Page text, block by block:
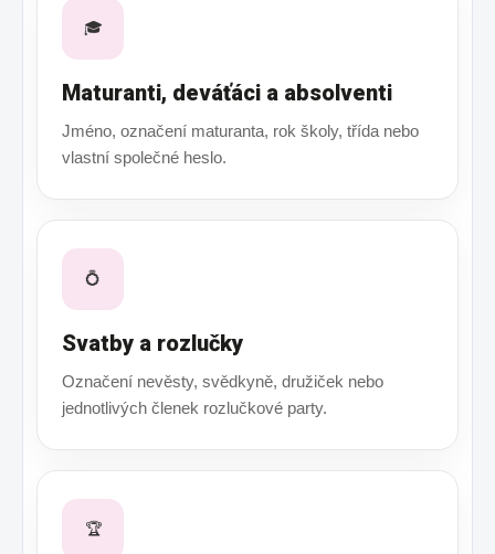
🎓
Maturanti, deváťáci a absolventi
Jméno, označení maturanta, rok školy, třída nebo
vlastní společné heslo.
💍
Svatby a rozlučky
Označení nevěsty, svědkyně, družiček nebo
jednotlivých členek rozlučkové party.
🏆